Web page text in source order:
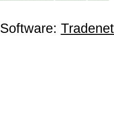
Software: